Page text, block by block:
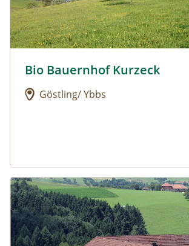
Urlaub am Bauernhof: Bio
Bio Bauernhof Kurzeck
Göstling/ Ybbs
Urlaub am Bauernhof: Dorferhof